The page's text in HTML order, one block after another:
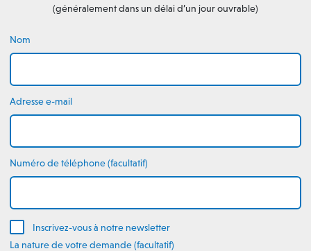
(généralement dans un délai d’un jour ouvrable)
Nom
Adresse e-mail
Numéro de téléphone (facultatif)
Inscrivez-vous à notre newsletter
La nature de votre demande (facultatif)